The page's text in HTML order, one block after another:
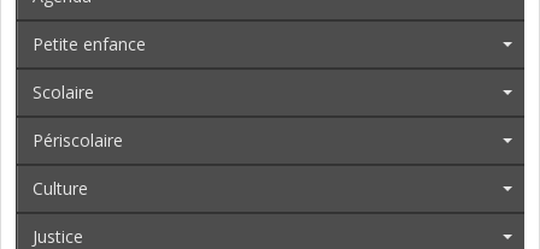
Petite enfance
Scolaire
Périscolaire
Culture
Justice